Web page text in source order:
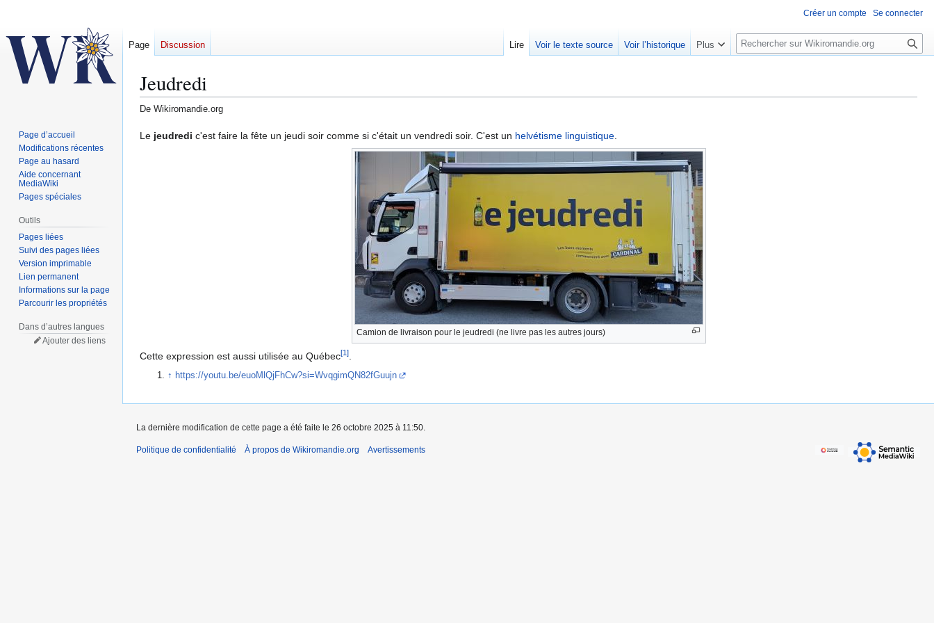
Jeudredi
De Wikiromandie.org
Aller
Aller
Le jeudredi c'est faire la fête un jeudi soir comme si c'était un vendredi soir. C'est un helvétisme linguistique
Camion de livraison pour le jeudredi (ne livre pas les autres jours)
Cette expression est aussi utilisée au Québec[1]
↑ https://youtu.be/euoMlQjFhCw?si=WvqgimQN82fGuujn
Créer un compte Se connecter
Page Discussion Lire Voir le texte source Voir l’historique Plus
R
e
e
Page d’accueil
Modifications récentes
Page au hasard
Aide concernant
MediaWiki
Pages spéciales
Outils
Pages liées
Suivi des pages liées
Version imprimable
Lien permanent
Informations sur la page
Parcourir les propriétés
Dans d’autres langues
Ajouter des liens
La dernière modification de cette page a été faite le 26 octobre 2025 à 11:50.
Politique de confidentialité À propos de Wikiromandie.org Avertissements